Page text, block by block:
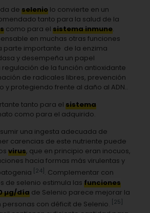
de seleniolo convierte en un
tanto para la salud de la
como para el sistema inmune.
en muchas otras funciones
parte importante de la enzima
y desempeña un papel
de la función antioxidante
de radicales libres, prevención
y protegiendo frente al daño al ADN..
tanto para el sistema
como para el adquirido.
una ingesta adecuada de
carencias de este nutriente puede
virus, que en principio eran inocuos,
hacia formas más virulentas y
[24] . Complementar con
de selenio estimula las funciones
µg/díade Selenio parece mejorar la
personas con déficit de Selenio. [25]